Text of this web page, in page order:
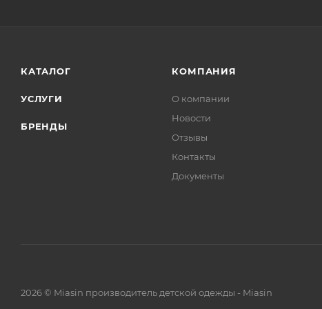
КАТАЛОГ
УСЛУГИ
БРЕНДЫ
КОМПАНИЯ
О компании
Новости
Отзывы
Контакты
Документы
2026 © Miasin производитель детской одежды - Miasin